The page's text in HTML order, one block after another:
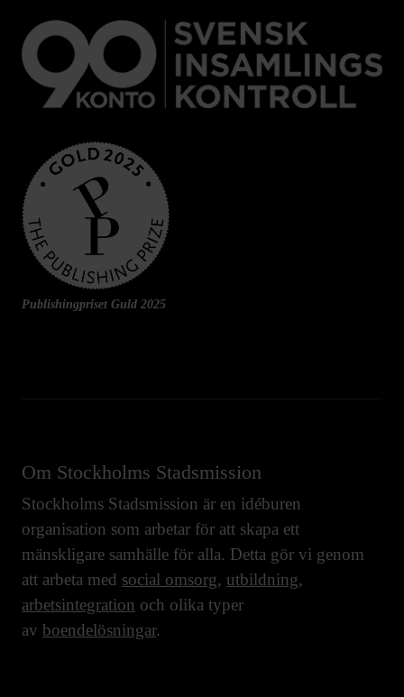
Publishingpriset Guld 2025
Om Stockholms Stadsmission
Stockholms Stadsmission är en idéburen
organisation som arbetar för att skapa ett
mänskligare samhälle för alla. Detta gör vi genom
att arbeta med social omsorg, utbildning,
arbetsintegration och olika typer
av boendelösningar.